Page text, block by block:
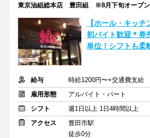
東京油組総本店 豊田組 ※8月下旬オープン
【ホール・キッチ
初バイト歓迎＊
単位！シフトも柔
給与
時給1200円〜+交通費支給
雇用形態
アルバイト・パート
シフト
週1日以上 1日4時間以上
アクセス
豊田市駅
徒歩0分